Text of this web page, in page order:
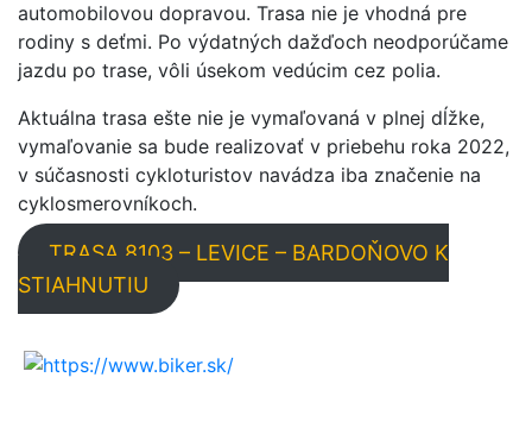
automobilovou dopravou. Trasa nie je vhodná pre
rodiny s deťmi. Po výdatných dažďoch neodporúčame
jazdu po trase, vôli úsekom vedúcim cez polia.
Aktuálna trasa ešte nie je vymaľovaná v plnej dĺžke,
vymaľovanie sa bude realizovať v priebehu roka 2022,
v súčasnosti cykloturistov navádza iba značenie na
cyklosmerovníkoch.
TRASA 8103 – LEVICE – BARDOŇOVO K
STIAHNUTIU